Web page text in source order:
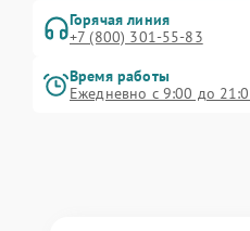
Горячая линия
+7 (800) 301-55-83
Время работы
Ежедневно с 9:00 до